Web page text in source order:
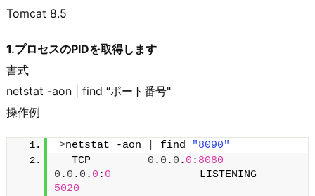
Tomcat 8.5
1.プロセスのPIDを取得します
書式
netstat -aon | find “ポート番号"
操作例
>netstat -aon find
"8090"
  TCP
0 . 0 . 0 . 0 : 8080
0 . 0 . 0 . 0 : 0
5020